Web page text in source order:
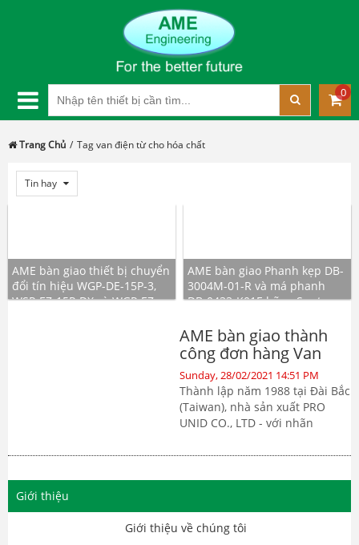
0
Trang Chủ Tag van điện từ cho hóa chất
Tin hay
AME bàn giao thiết bị chuyển
đổi tín hiệu WGP-DE-15P-3,
WSP-EZ-15P-DX và WGP-EZ-
AME bàn giao Phanh kẹp DB-
3004M-01-R và má phanh
DB-0433-K01E hãng Suntes
AME bàn giao thành
công đơn hàng Van
điện từ UD-8 24VDC
UniD Taiwan
Sunday, 28/02/2021 14:51 PM
Thành lập năm 1988 tại Đài Bắc
(Taiwan), nhà sản xuất PRO
UNID CO., LTD - với nhãn
khẳng định thương hiệu hàng
Với chất lượng sản phẩm cao
Giới thiệu
Giới thiệu về chúng tôi